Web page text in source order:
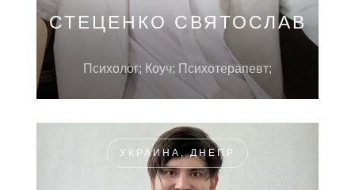
СТЕЦЕНКО СВЯТОСЛАВ
Психолог; Коуч; Психотерапевт;
УКРАИНА, ДНЕПР